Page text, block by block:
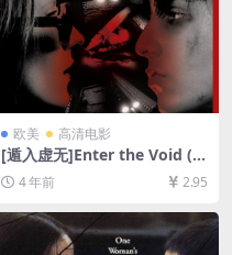
欧美 高清电影
[遁入虚无]Enter the Void (2
009)[百度网盘+迅雷云盘+夸
克网盘资源1080P超清未删减]
[MP4/10GB][中文字幕]
4 年前 2.95